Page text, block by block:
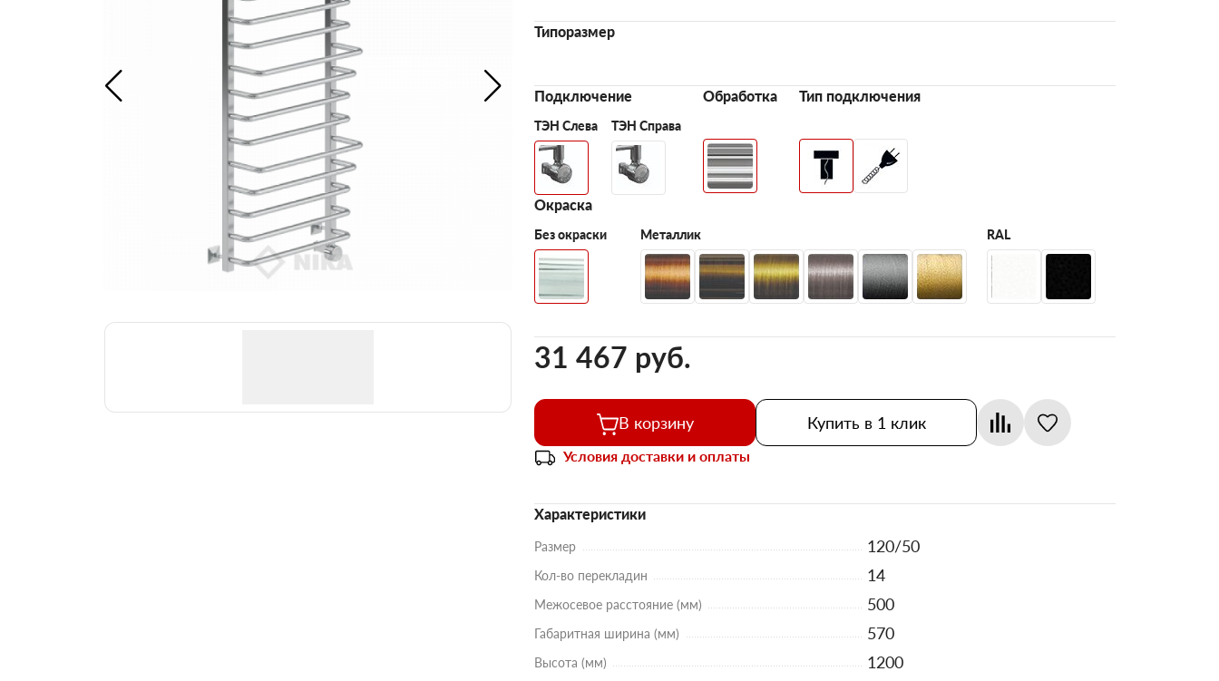
Типоразмер
Подключение
ТЭН Слева ТЭН Справа
Обработка Тип подключения
Окраска
Без окраски Металлик RAL
31 467 pуб.
В корзину Купить в 1 клик
Условия доставки и оплаты
Характеристики
Размер 120/50
Кол-во перекладин 14
Межосевое расстояние (мм) 500
Габаритная ширина (мм) 570
Высота (мм) 1200